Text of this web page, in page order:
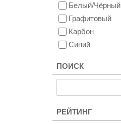
Белый/Чёрный
Графитовый
Карбон
Синий
ПОИСК
РЕЙТИНГ